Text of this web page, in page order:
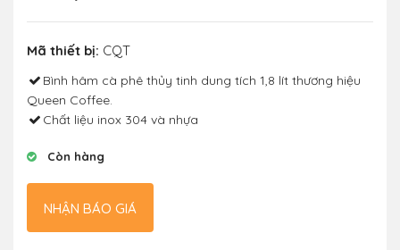
Mã thiết bị: CQT
Bình hâm cà phê thủy tinh dung tích 1,8 lít thương hiệu
Queen Coffee.
Chất liệu inox 304 và nhựa
Còn hàng
NHẬN BÁO GIÁ